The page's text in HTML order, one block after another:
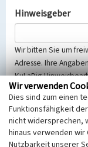
Hinweisgeber
Wir bitten Sie um
Adresse. Ihre
KuLaDig-
Selbstverständlich
dem 25.05.2018
(EU-DSGVO)
Hinweise zum
Wir verwenden
Dies sind zum einen
Funktionsfähigkeit
nicht widersprechen,
hinaus verwenden wir
Nutzbarkeit unserer